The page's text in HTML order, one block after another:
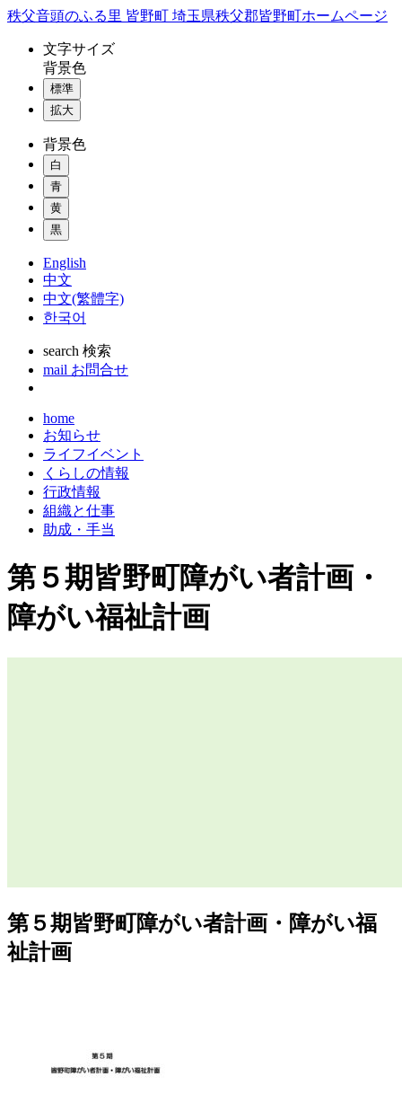
コ
秩父音頭のふる里 皆野町 埼玉県秩父郡皆野町ホームページ
文字サイズ
背景色
標準
拡大
背景色
白
青
黄
黒
English
中文
中文(繁體字)
한국어
search 検索
mail お問合せ
home
お知らせ
ライフイベント
くらしの情報
行政情報
組織と仕事
助成・手当
第５期皆野町障がい者計画・
障がい福祉計画
第５期皆野町障がい者計画・障がい福
祉計画